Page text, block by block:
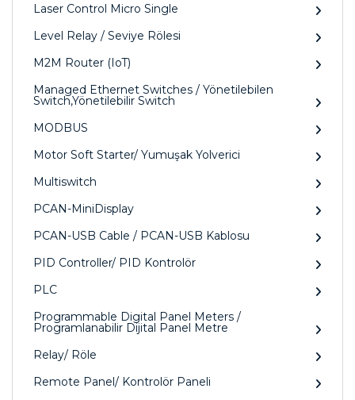
Laser Control Micro Single
Level Relay / Seviye Rölesi
M2M Router (IoT)
Managed Ethernet Switches / Yönetilebilen
Switch,Yönetilebilir Switch
MODBUS
Motor Soft Starter/ Yumuşak Yolverici
Multiswitch
PCAN-MiniDisplay
PCAN-USB Cable / PCAN-USB Kablosu
PID Controller/ PID Kontrolör
PLC
Programmable Digital Panel Meters /
Programlanabilir Dijital Panel Metre
Relay/ Röle
Remote Panel/ Kontrolör Paneli